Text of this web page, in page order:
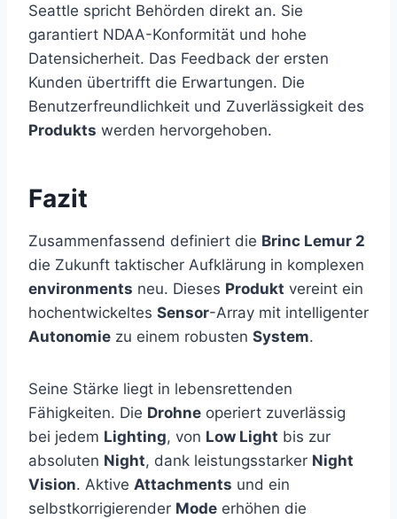
Seattle spricht Behörden direkt an. Sie
garantiert NDAA-Konformität und hohe
Datensicherheit. Das Feedback der ersten
Kunden übertrifft die Erwartungen. Die
Benutzerfreundlichkeit und Zuverlässigkeit des
Produkts werden hervorgehoben.
Fazit
Zusammenfassend definiert die Brinc Lemur 2
die Zukunft taktischer Aufklärung in komplexen
environments neu. Dieses Produkt vereint ein
hochentwickeltes Sensor-Array mit intelligenter
Autonomie zu einem robusten System.
Seine Stärke liegt in lebensrettenden
Fähigkeiten. Die Drohne operiert zuverlässig
bei jedem Lighting, von Low Light bis zur
absoluten Night, dank leistungsstarker Night
Vision. Aktive Attachments und ein
selbstkorrigierender Mode erhöhen die